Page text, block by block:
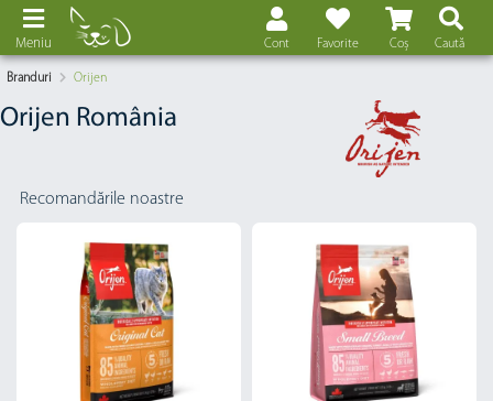
Coș
Favorite
Cont Caută
Meniu
Branduri Orijen
Orijen România
Recomandările noastre